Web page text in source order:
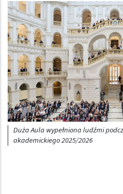
Obraz (old)
Duża Aula wypełniona ludźmi
akademickiego 2025/2026